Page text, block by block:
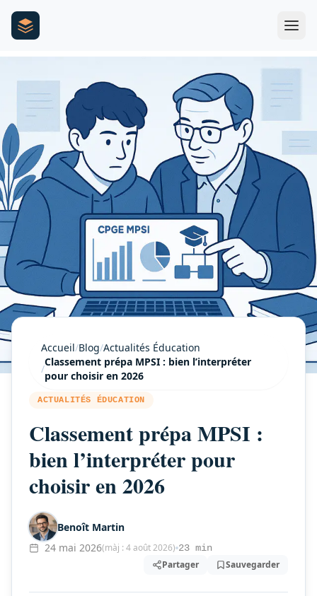
Accueil/Blog/Actualités Éducation
/
Classement prépa MPSI : bien l’interpréter
pour choisir en 2026
ACTUALITÉS ÉDUCATION
Classement prépa MPSI :
bien l’interpréter pour
choisir en 2026
Benoît Martin
24 mai 2026(màj : 4 août 2026) 23 min
Partager Sauvegarder